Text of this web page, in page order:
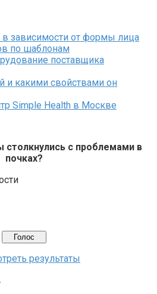
зависимости от формы лица
по шаблонам
поставщика
и какими свойствами он
Simple Health в Москве
столкнулись с проблемами в
почках?
результаты